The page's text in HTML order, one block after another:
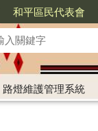
和平區民代表會
路燈維護管理系統